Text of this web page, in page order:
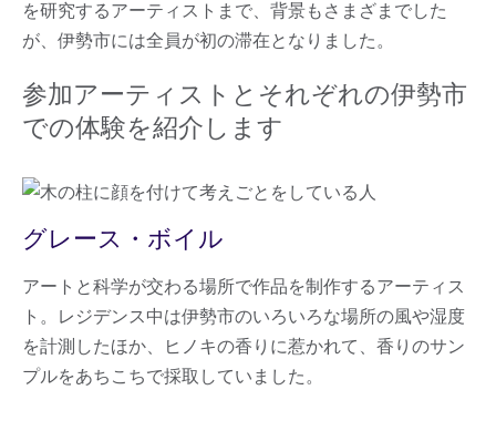
を研究するアーティストまで、背景もさまざまでした
が、伊勢市には全員が初の滞在となりました。
参加アーティストとそれぞれの伊勢市
での体験を紹介します
グレース・ボイル
アートと科学が交わる場所で作品を制作するアーティス
ト。レジデンス中は伊勢市のいろいろな場所の風や湿度
を計測したほか、ヒノキの香りに惹かれて、香りのサン
プルをあちこちで採取していました。